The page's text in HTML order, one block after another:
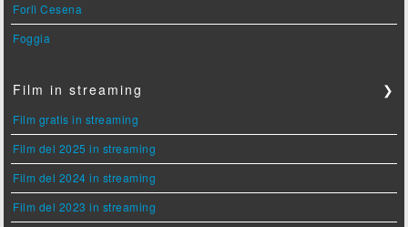
Forlì Cesena
Foggia
Film in streaming ❯
Film gratis in streaming
Film del 2025 in streaming
Film del 2024 in streaming
Film del 2023 in streaming